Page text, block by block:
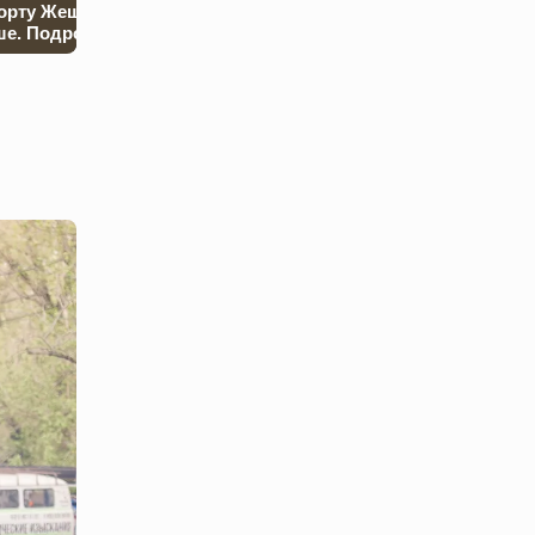
Жешува в
Подробности